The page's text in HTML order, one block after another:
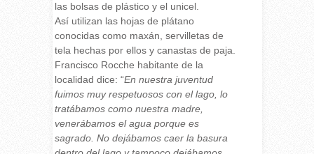
las bolsas de plástico y el unicel.
Así utilizan las hojas de plátano
conocidas como maxán, servilletas de
tela hechas por ellos y canastas de paja.
Francisco Rocche habitante de la
localidad dice: “En nuestra juventud
fuimos muy respetuosos con el lago, lo
tratábamos como nuestra madre,
venerábamos el agua porque es
sagrado. No dejábamos caer la basura